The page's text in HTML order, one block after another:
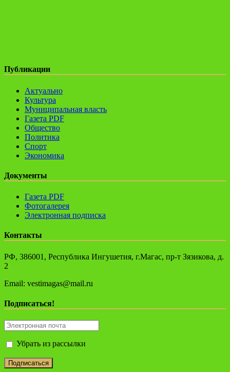
Публикации
Актуально
Культура
Муниципальная власть
Газета PDF
Общество
Политика
Спорт
Экономика
Документы
Газета PDF
Фотогалерея
Электронная подписка
Контакты
РФ, 386001, Республика Ингушетия, г.Магас, пр-т Зязикова, д.
2
Email: vestimagas@mail.ru
Подписаться!
Убрать из рассылки